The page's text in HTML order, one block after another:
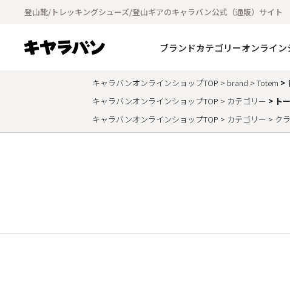
登山靴/トレッキングシューズ/登山ギアのキャラバン公式（通販）サイト
ブランドカテゴリーオンライ
キャラバンオンラインショップTOP brand Totem
キャラバンオンラインショップTOP
カテゴリー
ト
キャラバンオンラインショップTOP
カテゴリー ク